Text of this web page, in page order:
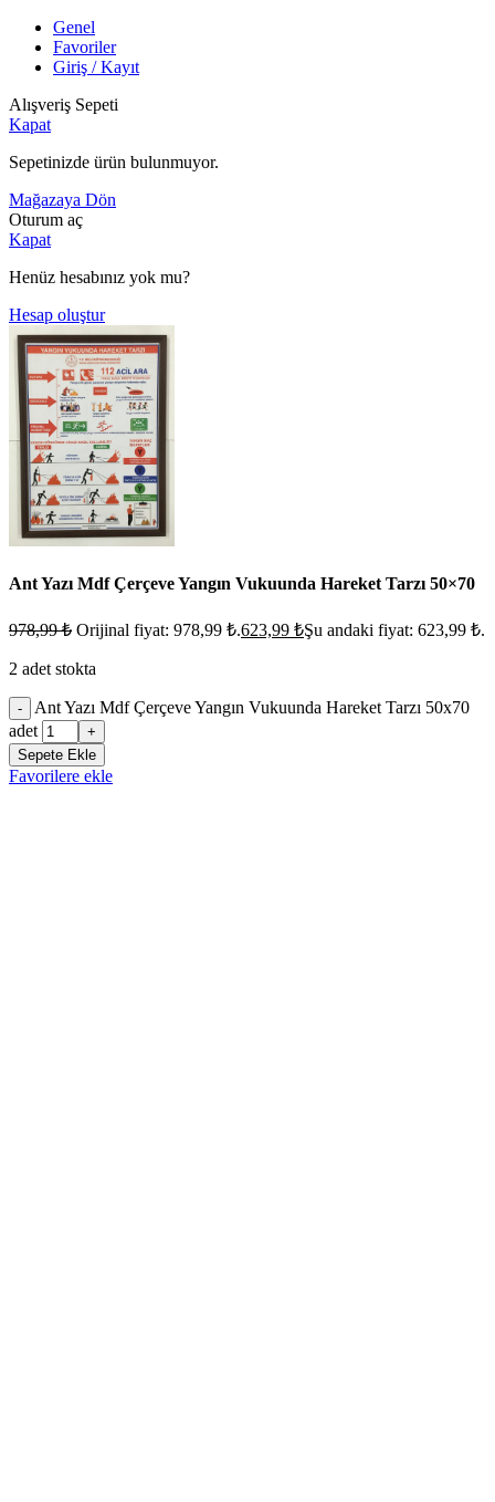
Genel
Favoriler
Giriş / Kayıt
Alışveriş Sepeti
Kapat
Sepetinizde ürün bulunmuyor.
Mağazaya Dön
Oturum aç
Kapat
Henüz hesabınız yok mu?
Hesap oluştur
Ant Yazı Mdf Çerçeve Yangın Vukuunda Hareket Tarzı 50×70
978,99₺ Orijinal fiyat: 978,99 ₺.623,99 ₺Şu andaki fiyat: 623,99 ₺.
2 adet stokta
-
Ant Yazı Mdf Çerçeve Yangın Vukuunda Hareket Tarzı 50x70
adet
+
Sepete Ekle
Favorilere ekle